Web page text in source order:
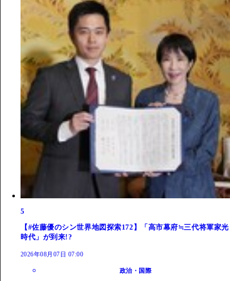
5
【#佐藤優のシン世界地図探索172】「高市幕府≒三代将軍家光
時代」が到来!?
2026年08月07日 07:00
政治・国際